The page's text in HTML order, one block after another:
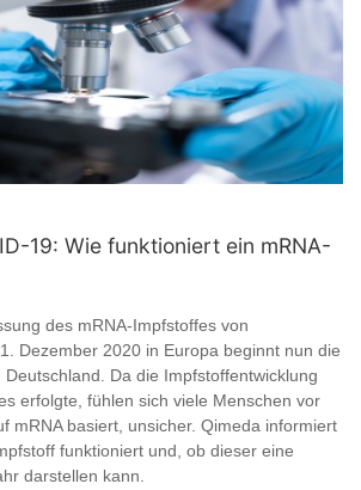
19: Wie funktioniert ein mRNA-
des mRNA-Impfstoffes von
Dezember 2020 in Europa beginnt nun die
Da die Impfstoffentwicklung
erfolgte, fühlen sich viele Menschen vor
mRNA basiert, unsicher. Qimeda informiert
funktioniert und, ob dieser eine
darstellen kann.